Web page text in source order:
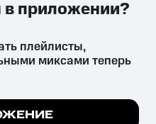
причиняет вред здоровью,
влечёт установленную
на сайте все
плейлисты,
миксами теперь